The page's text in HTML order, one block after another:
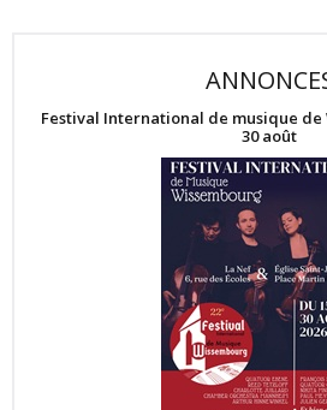
Festival International de musique de
30 août